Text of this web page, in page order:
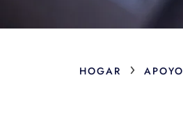
HOGAR › APOYO